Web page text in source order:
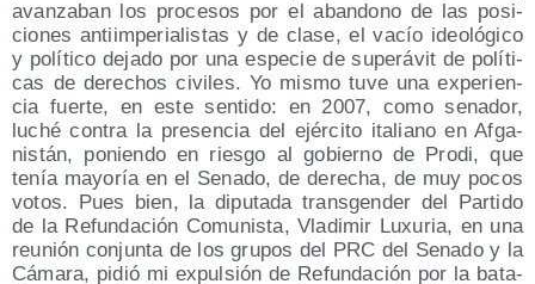
avan­za­ban los pro­ce­sos por el aban­dono de las posi­
cio­nes anti­im­pe­ria­lis­tas y de cla­se, el vacío ideo­ló­gi­co
y polí­ti­co deja­do por una espe­cie de supe­rá­vit de polí­ti­
cas de dere­chos civi­les. Yo mis­mo tuve una expe­rien­
cia fuer­te, en este sen­ti­do: en 2007, como sena­dor,
luché con­tra la pre­sen­cia del ejér­ci­to ita­liano en Afga­
nis­tán, ponien­do en ries­go al gobierno de Pro­di, que
tenía mayo­ría en el Sena­do, de dere­cha, de muy pocos
votos. Pues bien, la dipu­tada trans­gen­der del Par­ti­do
de la Refun­da­ción Comu­nis­ta, Vla­di­mir Luxu­ria, en una
reu­nión con­jun­ta de los gru­pos del PRC del Sena­do y la
Cáma­ra, pidió mi expul­sión de Refun­da­ción por la bata­